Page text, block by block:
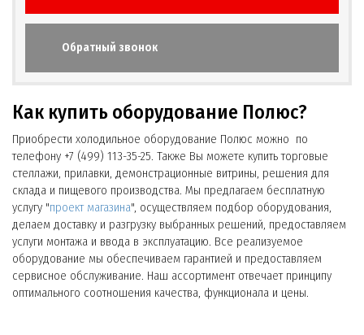
Обратный звонок
Как купить оборудование Полюс?
Приобрести холодильное оборудование Полюс можно по
телефону +7 (499) 113-35-25. Также Вы можете купить торговые
стеллажи, прилавки, демонстрационные витрины, решения для
склада и пищевого производства. Мы предлагаем бесплатную
услугу "проект магазина", осуществляем подбор оборудования,
делаем доставку и разгрузку выбранных решений, предоставляем
услуги монтажа и ввода в эксплуатацию. Все реализуемое
оборудование мы обеспечиваем гарантией и предоставляем
сервисное обслуживание. Наш ассортимент отвечает принципу
оптимального соотношения качества, функционала и цены.